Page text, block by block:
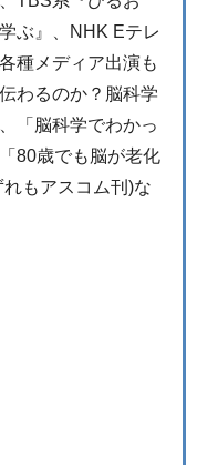
ぶ』、NHK Eテレ
種メディア出演も
わるのか？脳科学
「脳科学でわかっ
80歳でも脳が老化
もアスコム刊)な